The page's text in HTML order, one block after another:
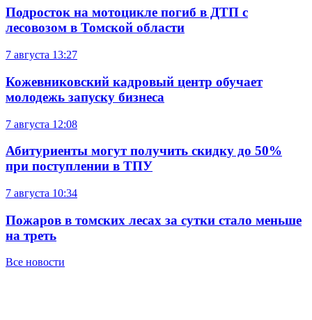
Подросток на мотоцикле погиб в ДТП с
лесовозом в Томской области
7 августа 13:27
Кожевниковский кадровый центр обучает
молодежь запуску бизнеса
7 августа 12:08
Абитуриенты могут получить скидку до 50%
при поступлении в ТПУ
7 августа 10:34
Пожаров в томских лесах за сутки стало меньше
на треть
Все новости